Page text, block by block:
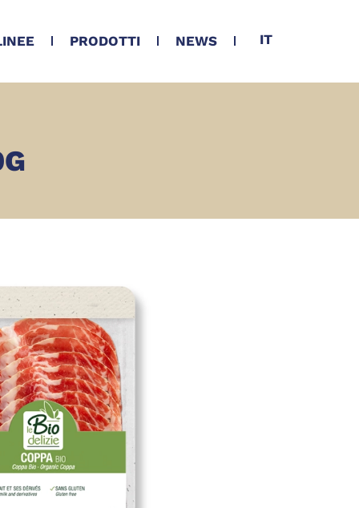
PRODOTTI NEWS IT